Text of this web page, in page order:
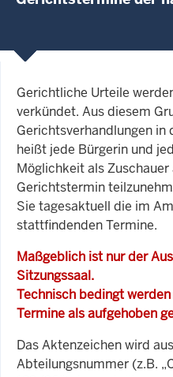
Gerichtliche Urteile
verkündet. Aus diesem
Gerichtsverhandlungen in
heißt jede Bürgerin und
Möglichkeit als
Gerichtstermin
Sie tagesaktuell die im
stattfindenden Termine.
Maßgeblich ist nur der
Sitzungssaal.
Technisch bedingt
Termine als aufgehoben
Das Aktenzeichen wird
Abteilungsnummer (z.B.